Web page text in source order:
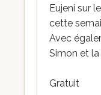
Eujeni sur
cette
Avec
Simon et
Gratuit